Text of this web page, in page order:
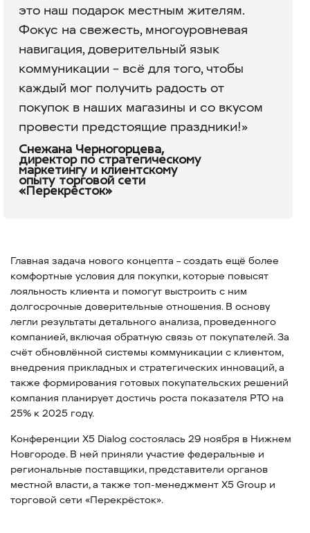
это наш подарок местным жителям.
Фокус на свежесть, многоуровневая
навигация, доверительный язык
коммуникации – всё для того, чтобы
каждый мог получить радость от
покупок в наших магазины и со вкусом
провести предстоящие праздники!»
Снежана Черногорцева,
директор по стратегическому
маркетингу и клиентскому
опыту торговой сети
«Перекрёсток»
Главная задача нового концепта – создать ещё более
комфортные условия для покупки, которые повысят
лояльность клиента и помогут выстроить с ним
долгосрочные доверительные отношения. В основу
легли результаты детального анализа, проведенного
компанией, включая обратную связь от покупателей. За
счёт обновлённой системы коммуникации с клиентом,
внедрения прикладных и стратегических инноваций, а
также формирования готовых покупательских решений
компания планирует достичь роста показателя РТО на
25% к 2025 году.
Конференции Х5 Dialog состоялась 29 ноября в Нижнем
Новгороде. В ней приняли участие федеральные и
региональные поставщики, представители органов
местной власти, а также топ-менеджмент X5 Group и
торговой сети «Перекрёсток».